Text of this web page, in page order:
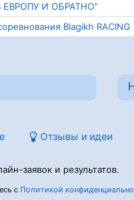
ЕВРОПУ И ОБРАТНО"
Blagikh RACING
Отзывы и идеи
заявок и результатов.
с Политикой